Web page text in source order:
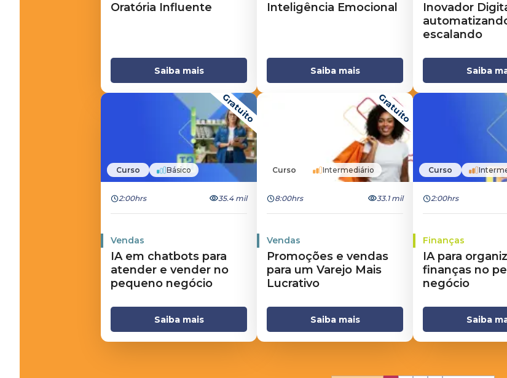
Oratória Influente
Saiba mais
Inteligência Emocional
Saiba mais
Inovador
escalando
Saiba
Gratuito
Curso Básico
2:00hrs 35.4 mil
Vendas
IA em chatbots para
atender e vender no
pequeno negócio
Saiba mais
Gratuito
Curso Intermediário
8:00hrs 33.1 mil
Vendas
Promoções e vendas
para um Varejo Mais
Lucrativo
Saiba mais
Curso
2:00hrs
Finanças
IA para
finanças no
negócio
Saiba